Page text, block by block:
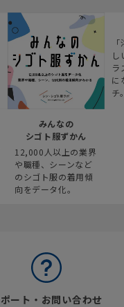
みんなの
シゴト服ずかん
12,000人以上の業界
や職種、シーンなど
のシゴト服の着用傾
向をデータ化。
し
ラ
に
チ
ート・お問い合わせ